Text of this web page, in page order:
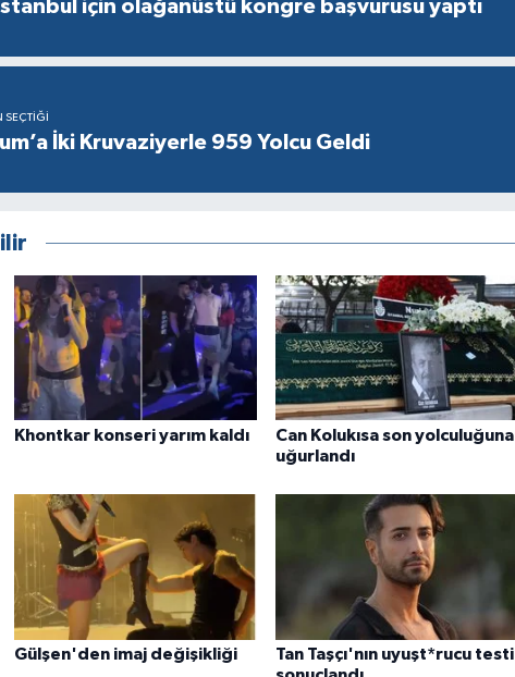
için olağanüstü kongre başvurusu yaptı
SEÇTIĞI
İki Kruvaziyerle 959 Yolcu Geldi
Khontkar konseri yarım kaldı
Can Kolukısa son yolculuğuna
uğurlandı
Gülşen'den imaj değişikliği
Tan Taşçı'nın uyuşt*rucu testi